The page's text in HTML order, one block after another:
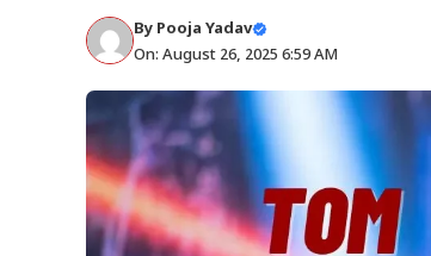
By Pooja Yadav
On: August 26, 2025 6:59 AM